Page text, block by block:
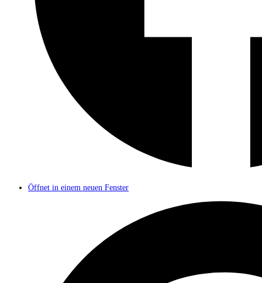
Öffnet in einem neuen Fenster